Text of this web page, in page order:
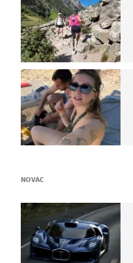
NOVAC